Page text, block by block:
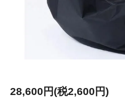
28,600円(税2,600円)